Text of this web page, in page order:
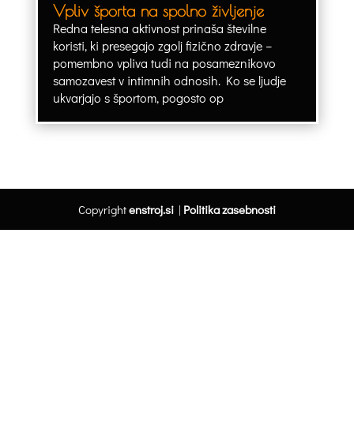
Vpliv športa na spolno življenje
Redna telesna aktivnost prinaša številne
koristi, ki presegajo zgolj fizično zdravje –
pomembno vpliva tudi na posameznikovo
samozavest v intimnih odnosih. Ko se ljudje
ukvarjajo s športom, pogosto op
Copyrightenstroj.si| Politika zasebnosti